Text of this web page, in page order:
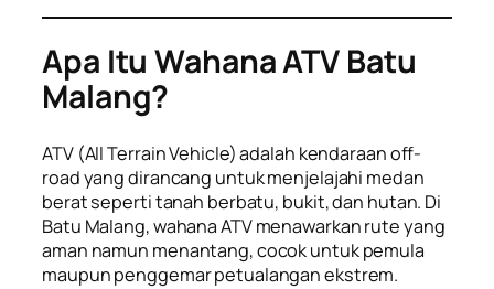
Apa Itu Wahana ATV Batu
Malang?
ATV (All Terrain Vehicle) adalah kendaraan off-
road yang dirancang untuk menjelajahi medan
berat seperti tanah berbatu, bukit, dan hutan. Di
Batu Malang, wahana ATV menawarkan rute yang
aman namun menantang, cocok untuk pemula
maupun penggemar petualangan ekstrem.